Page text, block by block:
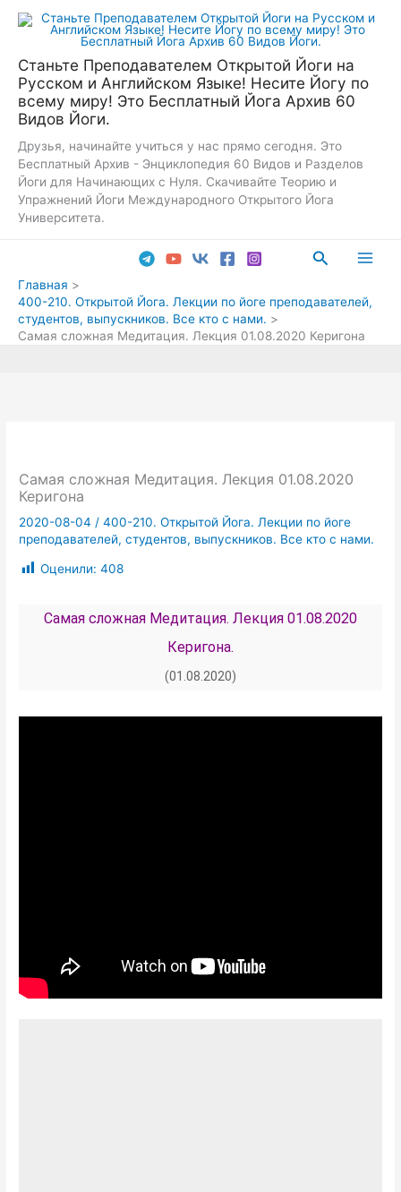
Перейти
Станьте Преподавателем Открытой Йоги на
Русском и Английском Языке! Несите Йогу по
всему миру! Это Бесплатный Йога Архив 60
Видов Йоги.
Друзья, начинайте учиться у нас прямо сегодня. Это
Бесплатный Архив - Энциклопедия 60 Видов и Разделов
Йоги для Начинающих с Нуля. Скачивайте Теорию и
Упражнений Йоги Международного Открытого Йога
Университета.
Поиск
Главная
400-210. Открытой Йога. Лекции по йоге преподавателей,
студентов, выпускников. Все кто с нами.
Самая сложная Медитация. Лекция 01.08.2020 Керигона
Самая сложная Медитация. Лекция 01.08.2020
Керигона
2020-08-04 /400-210. Открытой Йога. Лекции по йоге
преподавателей, студентов, выпускников. Все кто с нами.
Оценили: 408
Самая сложная Медитация. Лекция 01.08.2020
Керигона.
(01.08.2020)